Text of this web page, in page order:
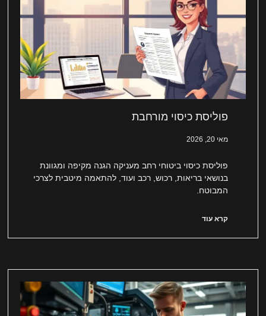
פוליסת כיסוי מורחבת
מאי 20, 2026
פוליסת כיסוי ביטוחי רחב מעניקה הגנה מקיפה ומגוונת
בנושאי בריאות, רכוש, רכב ועוד, להתאמה מיטבית לצרכי
המבוטח.
קרא עוד